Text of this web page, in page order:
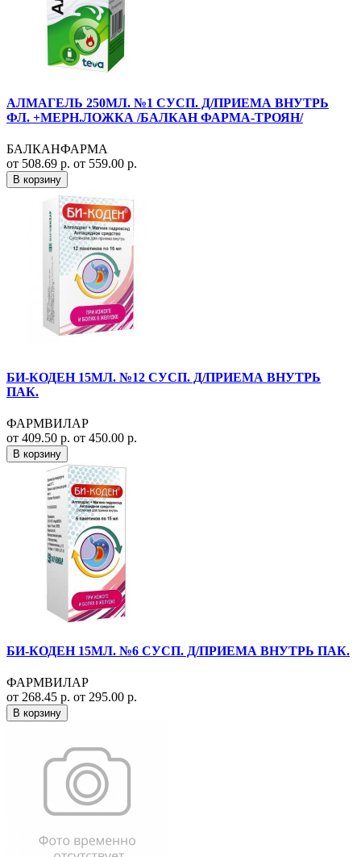
АЛМАГЕЛЬ 250МЛ. №1 СУСП. Д/ПРИЕМА ВНУТРЬ
ФЛ. +МЕРН.ЛОЖКА /БАЛКАН ФАРМА-ТРОЯН/
БАЛКАНФАРМА
от 508.69 р. от 559.00 р.
В корзину
БИ-КОДЕН 15МЛ. №12 СУСП. Д/ПРИЕМА ВНУТРЬ
ПАК.
ФАРМВИЛАР
от 409.50 р. от 450.00 р.
В корзину
БИ-КОДЕН 15МЛ. №6 СУСП. Д/ПРИЕМА ВНУТРЬ ПАК.
ФАРМВИЛАР
от 268.45 р. от 295.00 р.
В корзину